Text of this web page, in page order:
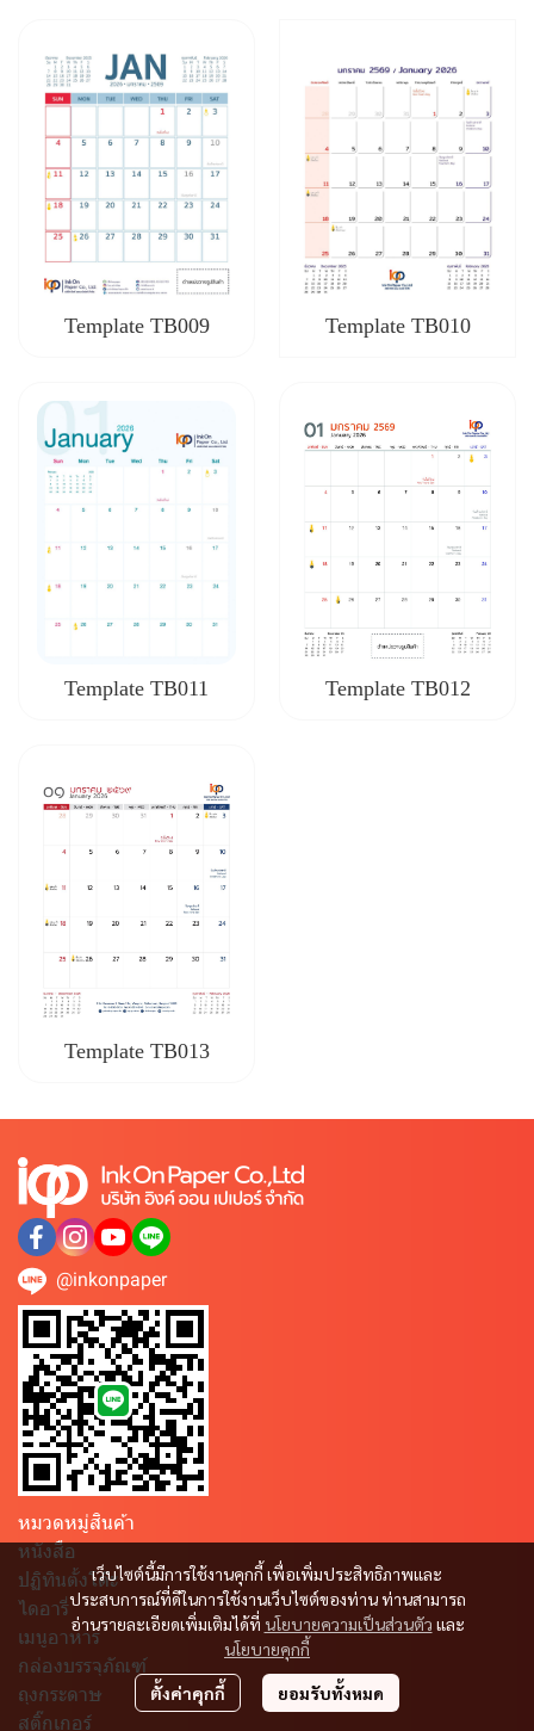
Template TB009 Template TB010
Template TB011 Template TB012
Template TB013
เว็บไซต์นี้มีการใช้งานคุกกี้ เพื่อเพิ่มประสิทธิภาพและ
ประสบการณ์ที่ดีในการใช้งานเว็บไซต์ของท่าน ท่านสามารถ
อ่านรายละเอียดเพิ่มเติมได้ที่ นโยบายความเป็นส่วนตัว และ
นโยบายคุกกี้
ตั้งค่าคุกกี้ ยอมรับทั้งหมด
@inkonpaper
หมวดหมู่สินค้า
หนังสือ
ปฏิทินตั้งโต๊ะ
ไดอารี่
เมนูอาหาร
กล่องบรรจุภัณฑ์
ถุงกระดาษ
สติ๊กเกอร์